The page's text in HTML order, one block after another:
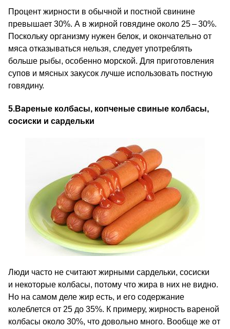
Процент жирности в обычной и постной свинине
превышает 30%. А в жирной говядине около 25 – 30%.
Поскольку организму нужен белок, и окончательно от
мяса отказываться нельзя, следует употреблять
больше рыбы, особенно морской. Для приготовления
супов и мясных закусок лучше использовать постную
говядину.
5.Вареные колбасы, копченые свиные колбасы,
сосиски и сардельки
Люди часто не считают жирными сардельки, сосиски
и некоторые колбасы, потому что жира в них не видно.
Но на самом деле жир есть, и его содержание
колеблется от 25 до 35%. К примеру, жирность вареной
колбасы около 30%, что довольно много. Вообще же от